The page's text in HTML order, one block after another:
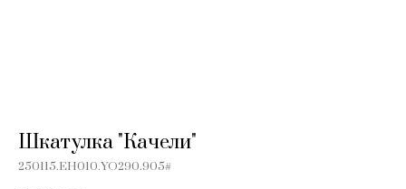
Шкатулка "Качели"
250115.EH010.YO290.905#